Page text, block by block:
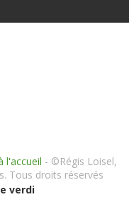
l'accueil - ©Régis Loisel,
Tous droits réservés
verdi